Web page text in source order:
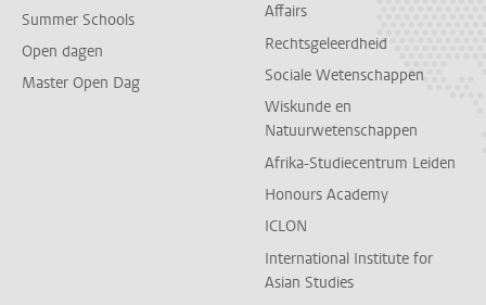
Summer Schools
Open dagen
Master Open Dag
Affairs
Rechtsgeleerdheid
Sociale Wetenschappen
Wiskunde en
Natuurwetenschappen
Afrika-Studiecentrum Leiden
Honours Academy
ICLON
International Institute for
Asian Studies